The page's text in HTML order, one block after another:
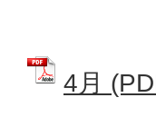
4月